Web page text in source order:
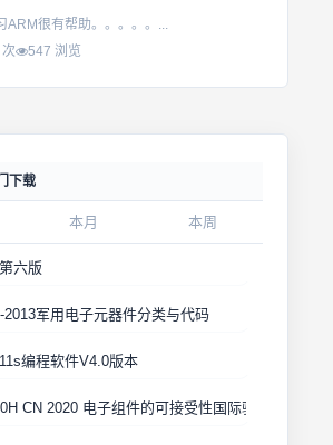
ARM很有帮助。。。。。...
547 浏览
下载
本月 本周
六版
2013军用电子元器件分类与代码
编程软件V4.0版本
CN 2020 电子组件的可接受性国际验收标准